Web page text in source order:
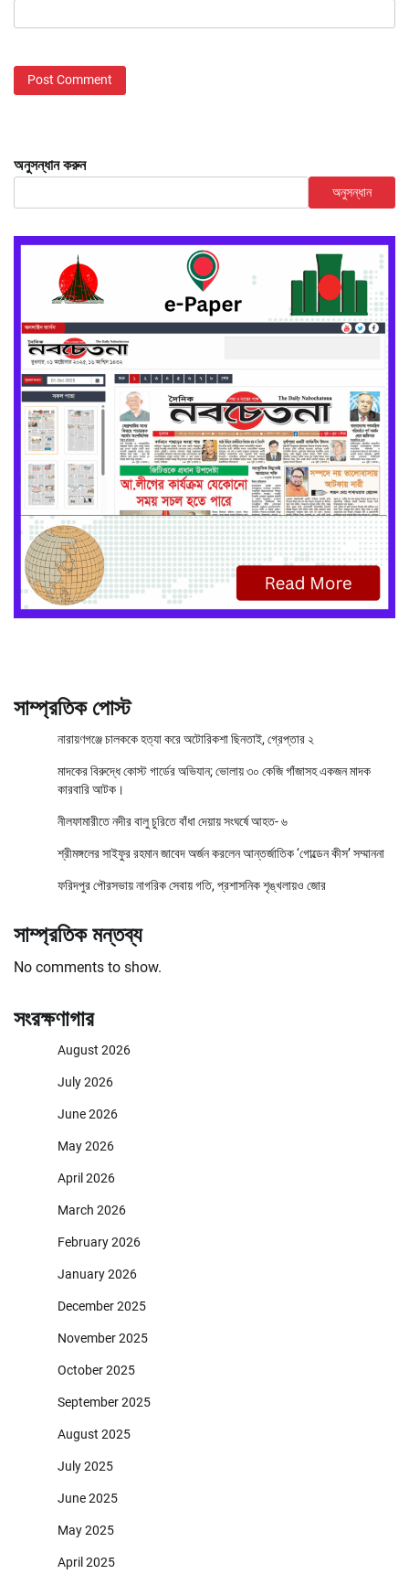
অনুসন্ধান করুন
অনুসন্ধান
সাম্প্রতিক পোস্ট
নারায়ণগঞ্জে চালককে হত্যা করে অটোরিকশা ছিনতাই, গ্রেপ্তার ২
মাদকের বিরুদ্ধে কোস্ট গার্ডের অভিযান; ভোলায় ৩০ কেজি গাঁজাসহ একজন মাদক
কারবারি আটক।
নীলফামারীতে নদীর বালু চুরিতে বাঁধা দেয়ায় সংঘর্ষে আহত- ৬
শ্রীমঙ্গলের সাইফুর রহমান জাবেদ অর্জন করলেন আন্তর্জাতিক ‘গোল্ডেন কীস’ সম্মাননা
ফরিদপুর পৌরসভায় নাগরিক সেবায় গতি, প্রশাসনিক শৃঙ্খলায়ও জোর
সাম্প্রতিক মন্তব্য
No comments to show.
সংরক্ষণাগার
August 2026
July 2026
June 2026
May 2026
April 2026
March 2026
February 2026
January 2026
December 2025
November 2025
October 2025
September 2025
August 2025
July 2025
June 2025
May 2025
April 2025